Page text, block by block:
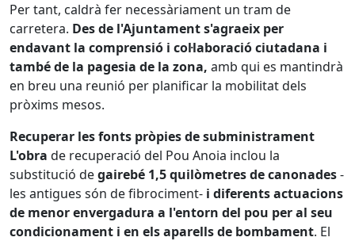
Per tant, caldrà fer necessàriament un tram de
carretera. Des de l'Ajuntament s'agraeix per
endavant la comprensió i col·laboració ciutadana i
també de la pagesia de la zona, amb qui es mantindrà
en breu una reunió per planificar la mobilitat dels
pròxims mesos.
Recuperar les fonts pròpies de subministrament
L'obra de recuperació del Pou Anoia inclou la
substitució degairebé 1,5 quilòmetres de canonades-
les antigues són de fibrociment- i diferents actuacions
de menor envergadura a l'entorn del pou per al seu
condicionament i en els aparells de bombament. El